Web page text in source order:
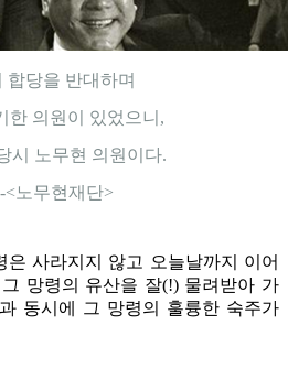
합당을 반대하며
한 의원이 있었으니,
시 노무현 의원이다.
<노무현재단>
은 사라지지 않고 오늘날까지 이어
망령의 유산을 잘(!) 물려받아 가
동시에 그 망령의 훌륭한 숙주가